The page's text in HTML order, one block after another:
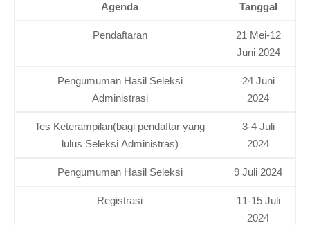
Agenda Tanggal
Pendaftaran
21 Mei-12
Juni 2024
Pengumuman Hasil Seleksi
Administrasi
24 Juni
2024
Tes Keterampilan(bagi pendaftar yang
lulus Seleksi Administras)
3-4 Juli
2024
Pengumuman Hasil Seleksi 9 Juli 2024
Registrasi
11-15 Juli
2024